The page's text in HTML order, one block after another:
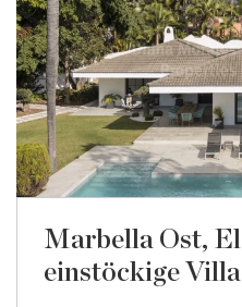
Marbella Ost,
einstöckige